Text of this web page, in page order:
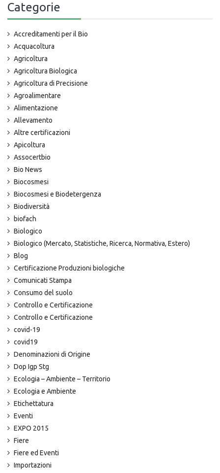
Categorie
Accreditamenti per il Bio
Acquacoltura
Agricoltura
Agricoltura Biologica
Agricoltura di Precisione
Agroalimentare
Alimentazione
Allevamento
Altre certificazioni
Apicoltura
Assocertbio
Bio News
Biocosmesi
Biocosmesi e Biodetergenza
Biodiversità
biofach
Biologico
Biologico (Mercato, Statistiche, Ricerca, Normativa, Estero)
Blog
Certificazione Produzioni biologiche
Comunicati Stampa
Consumo del suolo
Controllo e Certificazione
Controllo e Certificazione
covid-19
covid19
Denominazioni di Origine
Dop Igp Stg
Ecologia – Ambiente – Territorio
Ecologia e Ambiente
Etichettatura
Eventi
EXPO 2015
Fiere
Fiere ed Eventi
Importazioni